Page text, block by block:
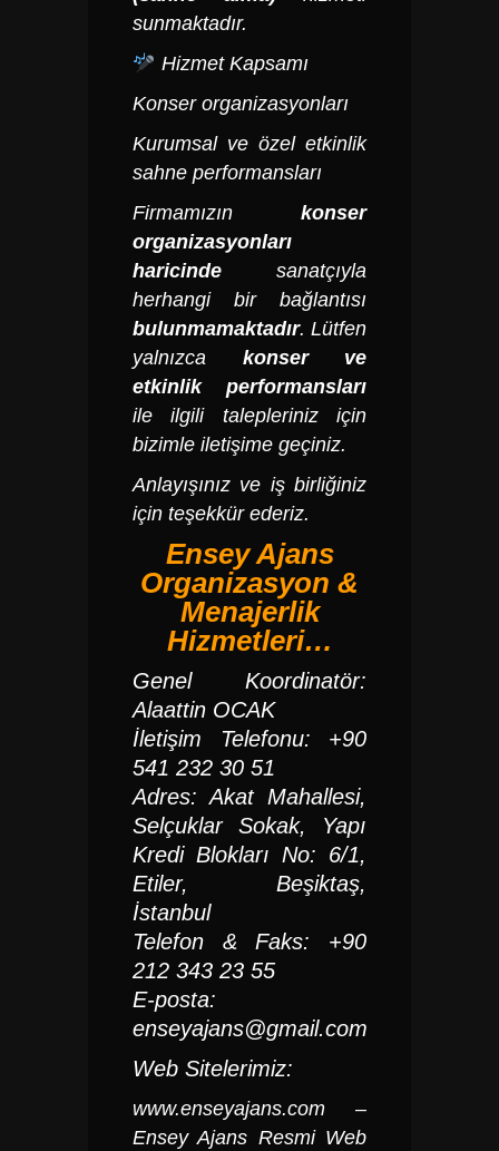
sunmaktadır.
Hizmet Kapsamı
Konser organizasyonları
Kurumsal ve özel etkinlik
sahne performansları
Firmamızın konser
organizasyonları
haricinde sanatçıyla
herhangi bir bağlantısı
bulunmamaktadır. Lütfen
yalnızca konser ve
etkinlik performansları
ile ilgili talepleriniz için
bizimle iletişime geçiniz.​
Anlayışınız ve iş birliğiniz
için teşekkür ederiz.
Ensey Ajans
Organizasyon &
Menajerlik
Hizmetleri…
Genel Koordinatör:
Alaattin OCAK
İletişim Telefonu: +90
541 232 30 51
Adres: Akat Mahallesi,
Selçuklar Sokak, Yapı
Kredi Blokları No: 6/1,
Etiler, Beşiktaş,
İstanbul
Telefon & Faks: +90
212 343 23 55
E-posta:
enseyajans@gmail.com
Web Sitelerimiz:
www.enseyajans.com –
Ensey Ajans Resmi Web